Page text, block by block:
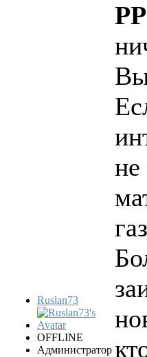
Ruslan73
OFFLINE
Администратор
не